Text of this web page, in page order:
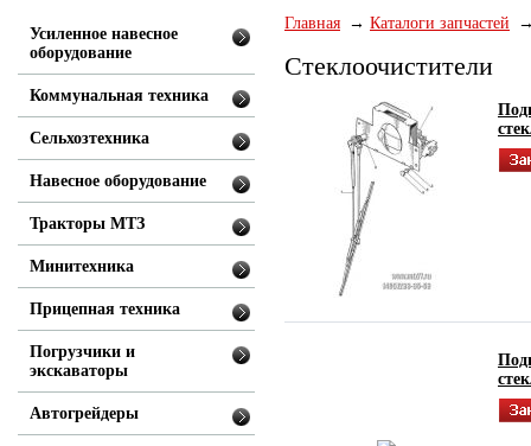
Главная Каталоги запчастей
Стеклоочистители
Усиленное навесное
оборудование
Коммунальная техника
Сельхозтехника
Навесное оборудование
Тракторы МТЗ
Минитехника
Прицепная техника
Погрузчики и
экскаваторы
Автогрейдеры